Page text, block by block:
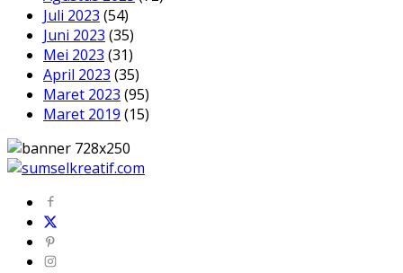
Juli 2023 (54)
Juni 2023 (35)
Mei 2023 (31)
April 2023 (35)
Maret 2023 (95)
Maret 2019 (15)